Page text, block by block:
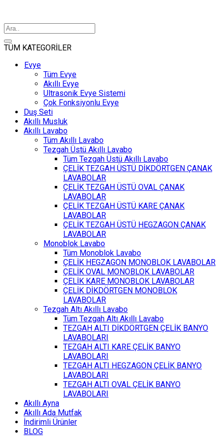
TÜM KATEGORİLER
Evye
Tüm Evye
Akıllı Evye
Ultrasonik Evye Sistemi
Çok Fonksiyonlu Evye
Duş Seti
Akıllı Musluk
Akıllı Lavabo
Tüm Akıllı Lavabo
Tezgah Üstü Akıllı Lavabo
Tüm Tezgah Üstü Akıllı Lavabo
ÇELİK TEZGAH ÜSTÜ DİKDÖRTGEN ÇANAK
LAVABOLAR
ÇELİK TEZGAH ÜSTÜ OVAL ÇANAK
LAVABOLAR
ÇELİK TEZGAH ÜSTÜ KARE ÇANAK
LAVABOLAR
ÇELİK TEZGAH ÜSTÜ HEGZAGON ÇANAK
LAVABOLAR
Monoblok Lavabo
Tüm Monoblok Lavabo
ÇELİK HEGZAGON MONOBLOK LAVABOLAR
ÇELİK OVAL MONOBLOK LAVABOLAR
ÇELİK KARE MONOBLOK LAVABOLAR
ÇELİK DİKDÖRTGEN MONOBLOK
LAVABOLAR
Tezgah Altı Akıllı Lavabo
Tüm Tezgah Altı Akıllı Lavabo
TEZGAH ALTI DİKDÖRTGEN ÇELİK BANYO
LAVABOLARI
TEZGAH ALTI KARE ÇELİK BANYO
LAVABOLARI
TEZGAH ALTI HEGZAGON ÇELİK BANYO
LAVABOLARI
TEZGAH ALTI OVAL ÇELİK BANYO
LAVABOLARI
Akıllı Ayna
Akıllı Ada Mutfak
İndirimli Ürünler
BLOG